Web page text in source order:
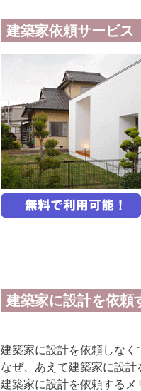
建築家依頼サービス
建築家に設計を依頼
建築家に設計を依頼しなく
なぜ、あえて建築家に設
建築家に設計を依頼するメ